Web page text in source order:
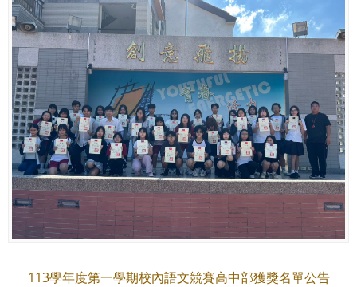
113學年度第一學期校內語文競賽高中部獲獎名單公告